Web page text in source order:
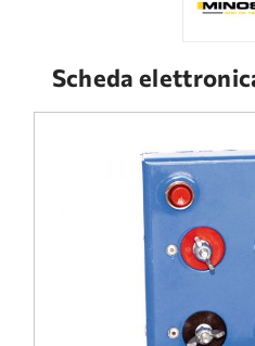
PRODOTTI
DOMANDE FREQUENTI
Scheda